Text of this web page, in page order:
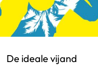
De ideale vijand